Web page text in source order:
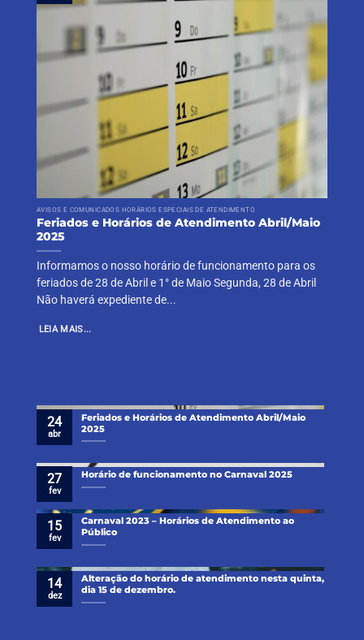
AVISOS E COMUNICADOS HORÁRIOS ESPECIAIS DE ATENDIMENTO
Feriados e Horários de Atendimento Abril/Maio
2025
Informamos o nosso horário de funcionamento para os
feriados de 28 de Abril e 1° de Maio Segunda, 28 de Abril
Não haverá expediente de...
LEIA MAIS...
Feriados e Horários de Atendimento Abril/Maio
2025
24
abr
Horário de funcionamento no Carnaval 2025
27
fev
Carnaval 2023 – Horários de Atendimento ao
Público
15
fev
Alteração do horário de atendimento nesta quinta,
dia 15 de dezembro.
14
dez